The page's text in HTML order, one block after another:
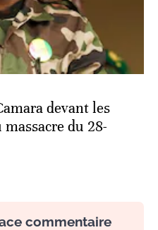
devant les
du 28-
commentaire